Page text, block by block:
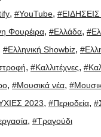
, #YouTube,
Φουρέιρα, #Ελλάδα,
#Ελληνική Showbiz,
, #Καλλιτέχνες,
, #Μουσικά νέα,
2023, #Περιοδεία,
, #Τραγούδι